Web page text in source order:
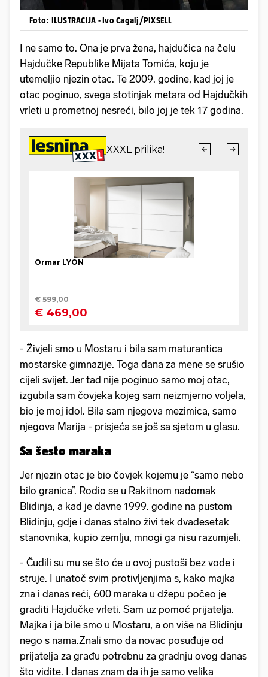
Foto: ILUSTRACIJA - Ivo Cagalj/PIXSELL
I ne samo to. Ona je prva žena, hajdučica na čelu
Hajdučke Republike Mijata Tomića, koju je
utemeljio njezin otac. Te 2009. godine, kad joj je
otac poginuo, svega stotinjak metara od Hajdučkih
vrleti u prometnoj nesreći, bilo joj je tek 17 godina.
- Živjeli smo u Mostaru i bila sam maturantica
mostarske gimnazije. Toga dana za mene se srušio
cijeli svijet. Jer tad nije poginuo samo moj otac,
izgubila sam čovjeka kojeg sam neizmjerno voljela,
bio je moj idol. Bila sam njegova mezimica, samo
njegova Marija - prisjeća se još sa sjetom u glasu.
Sa šesto maraka
Jer njezin otac je bio čovjek kojemu je “samo nebo
bilo granica”. Rodio se u Rakitnom nadomak
Blidinja, a kad je davne 1999. godine na pustom
Blidinju, gdje i danas stalno živi tek dvadesetak
stanovnika, kupio zemlju, mnogi ga nisu razumjeli.
- Čudili su mu se što će u ovoj pustoši bez vode i
struje. I unatoč svim protivljenjima s, kako majka
zna i danas reći, 600 maraka u džepu počeo je
graditi Hajdučke vrleti. Sam uz pomoć prijatelja.
Majka i ja bile smo u Mostaru, a on više na Blidinju
nego s nama.Znali smo da novac posuđuje od
prijatelja za građu potrebnu za gradnju ovog danas
što vidite. I danas znam da ih je samo velika